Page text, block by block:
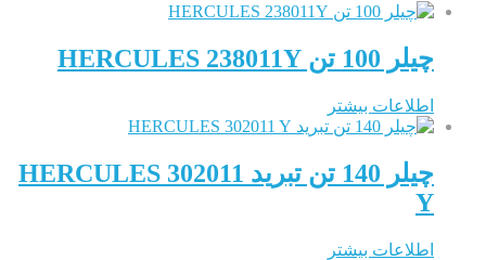
چیلر 100 تن HERCULES 238011Y
اطلاعات بیشتر
چیلر 140 تن تبرید HERCULES 302011
اطلاعات بیشتر